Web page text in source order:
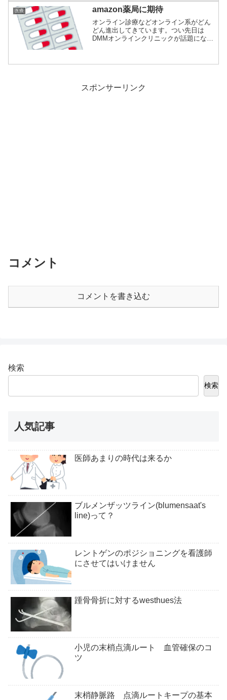
医療 amazon薬局に期待
オンライン診療などオンライン系がどん
どん進出してきています。つい先日は
DMMオンラインクリニックが話題になり
スポンサーリンク
コメント
コメントを書き込む
検索
検索
人気記事
医師あまりの時代は来るか
ブルメンザッツライン(blumensaat's
line)って？
レントゲンのポジショニングを看護師
にさせてはいけません
踵骨骨折に対するwesthues法
小児の末梢点滴ルート 血管確保のコ
ツ
末梢静脈路 点滴ルートキープの基本